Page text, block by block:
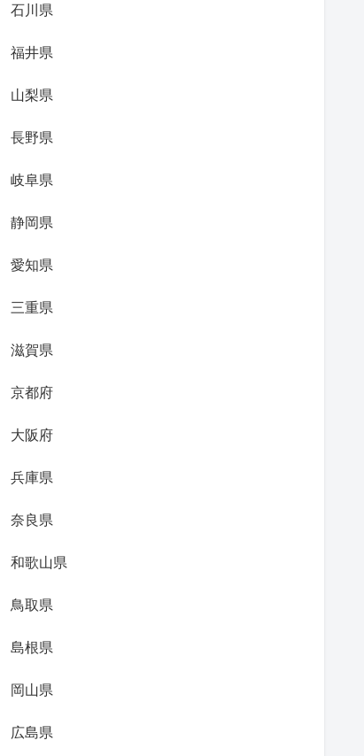
石川県
福井県
山梨県
長野県
岐阜県
静岡県
愛知県
三重県
滋賀県
京都府
大阪府
兵庫県
奈良県
和歌山県
鳥取県
島根県
岡山県
広島県